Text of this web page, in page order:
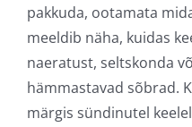
pakkuda, ootamata
meeldib näha, kuidas
naeratust, seltskonda
hämmastavad sõbrad.
märgis sündinutel